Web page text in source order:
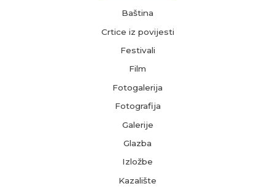
Baština
Crtice iz povijesti
Festivali
Film
Fotogalerija
Fotografija
Galerije
Glazba
Izložbe
Kazalište